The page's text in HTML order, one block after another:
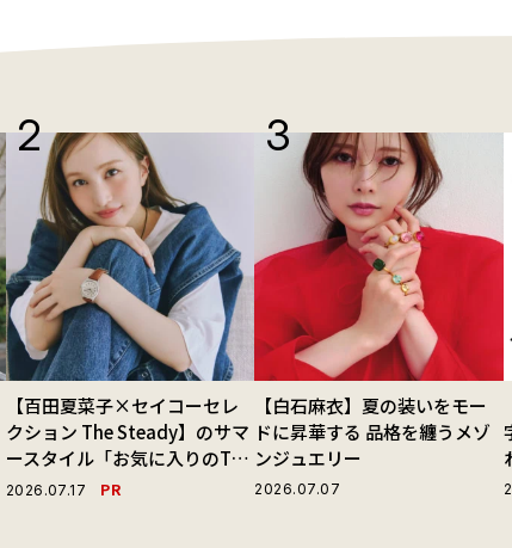
【百田夏菜子×セイコーセレ
クション The Steady】のサマ
ースタイル「お気に入りのTシ
ャツと最高の時計と。」
2026.07.17 PR
【白石麻衣】夏の装いをモー
ドに昇華する 品格を纏うメゾ
ンジュエリー
2026.07.07